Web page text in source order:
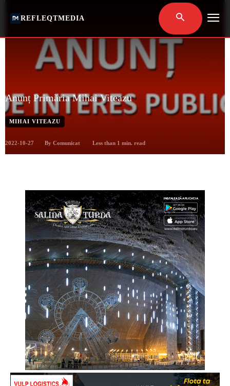
REFLEQTMEDIA
Anunț Primăria Mihai Viteazu
MIHAI VITEAZU
2022-10-27 By Comunicat Less than 1 min. read